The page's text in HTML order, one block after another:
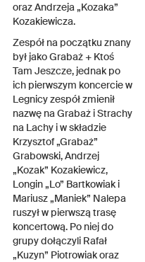
oraz Andrzeja „Kozaka”
Kozakiewicza.
Zespół na początku znany
był jako Grabaż + Ktoś
Tam Jeszcze, jednak po
ich pierwszym koncercie w
Legnicy zespół zmienił
nazwę na Grabaż i Strachy
na Lachy i w składzie
Krzysztof „Grabaż”
Grabowski, Andrzej
„Kozak” Kozakiewicz,
Longin „Lo” Bartkowiak i
Mariusz „Maniek” Nalepa
ruszył w pierwszą trasę
koncertową. Po niej do
grupy dołączyli Rafał
„Kuzyn” Piotrowiak oraz